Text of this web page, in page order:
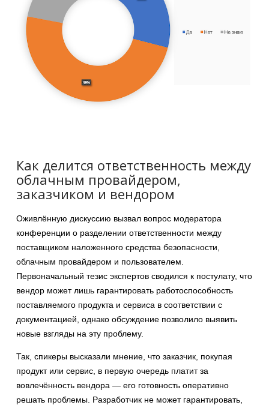
Как делится ответственность между
облачным провайдером,
заказчиком и вендором
Оживлённую дискуссию вызвал вопрос модератора
конференции о разделении ответственности между
поставщиком наложенного средства безопасности,
облачным провайдером и пользователем.
Первоначальный тезис экспертов сводился к постулату, что
вендор может лишь гарантировать работоспособность
поставляемого продукта и сервиса в соответствии с
документацией, однако обсуждение позволило выявить
новые взгляды на эту проблему.
Так, спикеры высказали мнение, что заказчик, покупая
продукт или сервис, в первую очередь платит за
вовлечённость вендора — его готовность оперативно
решать проблемы. Разработчик не может гарантировать,